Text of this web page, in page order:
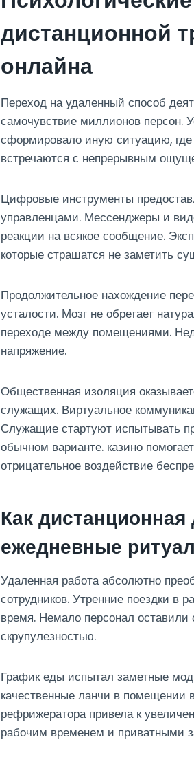
дистанционной
онлайна
Переход на удаленный способ
самочувствие миллионов
сформировало иную ситуацию, где
встречаются с непрерывным
Цифровые инструменты
управленцами. Мессенджеры и
реакции на всякое сообщение.
которые страшатся не заметить
Продолжительное нахождение
усталости. Мозг не обретает
переходе между помещениями.
напряжение.
Общественная изоляция
служащих. Виртуальное
Служащие стартуют испытывать
обычном варианте. казино
отрицательное воздействие
Как
ежедневные
Удаленная работа абсолютно
сотрудников. Утренние поездки в
время. Немало персонал
скрупулезностью.
График еды испытал заметные
качественные ланчи в помещении
рефрижератора привела к
рабочим временем и приватными